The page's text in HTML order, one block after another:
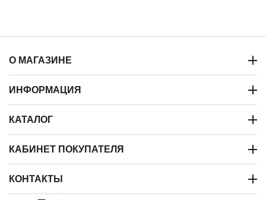
О МАГАЗИНЕ
ИНФОРМАЦИЯ
КАТАЛОГ
КАБИНЕТ ПОКУПАТЕЛЯ
КОНТАКТЫ